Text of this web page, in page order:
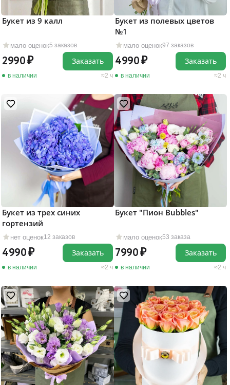
мало оценок5 заказов
Букет из 9 калл
2990
в наличии 2 ч
Заказать
мало оценок97 заказов
Букет из полевых цветов
№1
4990
в наличии 2 ч
Заказать
нет оценок12 заказов
Букет из трех синих
гортензий
4990
в наличии 2 ч
Заказать
мало оценок53 заказа
Букет "Пион Bubbles"
7990
в наличии 2 ч
Заказать